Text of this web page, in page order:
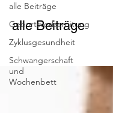
alle Beiträge
Geburtsvorbereitung
Zyklusgesundheit
Schwangerschaft
und
Wochenbett
alle Beiträge